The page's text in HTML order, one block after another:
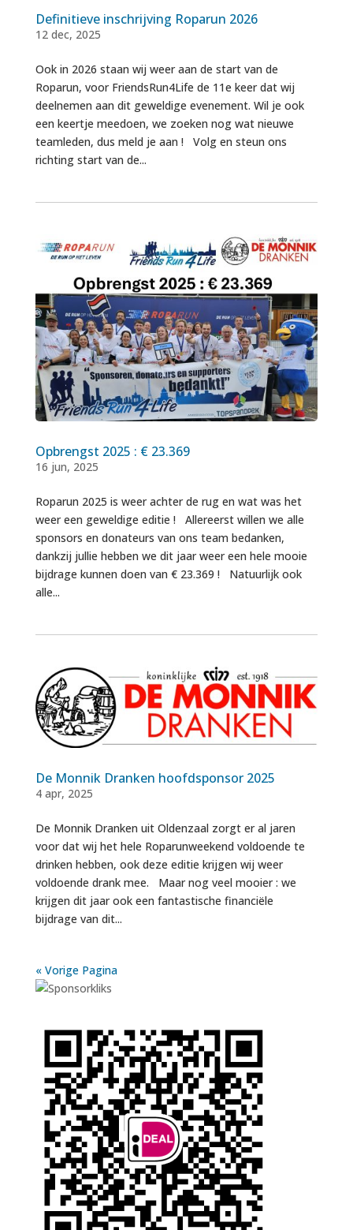
Definitieve inschrijving Roparun 2026
12 dec, 2025
Ook in 2026 staan wij weer aan de start van de
Roparun, voor FriendsRun4Life de 11e keer dat wij
deelnemen aan dit geweldige evenement. Wil je ook
een keertje meedoen, we zoeken nog wat nieuwe
teamleden, dus meld je aan ! Volg en steun ons
richting start van de...
Opbrengst 2025 : € 23.369
16 jun, 2025
Roparun 2025 is weer achter de rug en wat was het
weer een geweldige editie ! Allereerst willen we alle
sponsors en donateurs van ons team bedanken,
dankzij jullie hebben we dit jaar weer een hele mooie
bijdrage kunnen doen van € 23.369 ! Natuurlijk ook
alle...
De Monnik Dranken hoofdsponsor 2025
4 apr, 2025
De Monnik Dranken uit Oldenzaal zorgt er al jaren
voor dat wij het hele Roparunweekend voldoende te
drinken hebben, ook deze editie krijgen wij weer
voldoende drank mee. Maar nog veel mooier : we
krijgen dit jaar ook een fantastische financiële
bijdrage van dit...
« Vorige Pagina